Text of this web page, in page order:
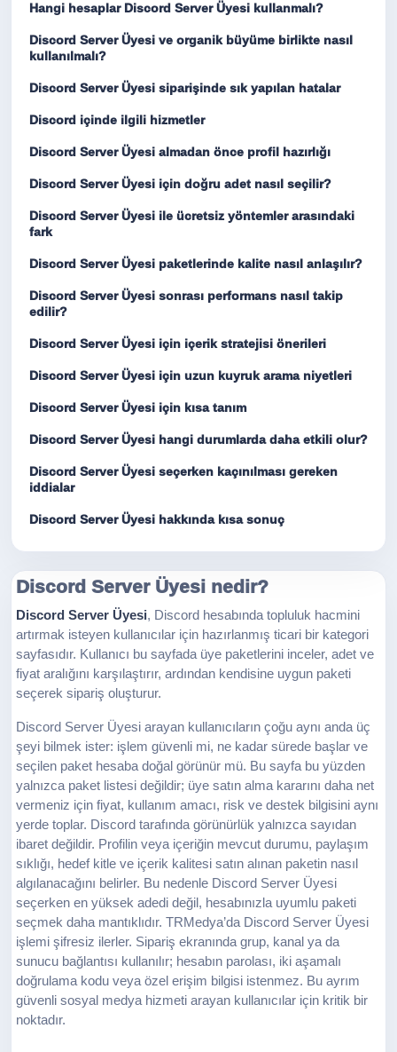
Hangi hesaplar Discord Server Üyesi kullanmalı?
Discord Server Üyesi ve organik büyüme birlikte nasıl
kullanılmalı?
Discord Server Üyesi siparişinde sık yapılan hatalar
Discord içinde ilgili hizmetler
Discord Server Üyesi almadan önce profil hazırlığı
Discord Server Üyesi için doğru adet nasıl seçilir?
Discord Server Üyesi ile ücretsiz yöntemler arasındaki
fark
Discord Server Üyesi paketlerinde kalite nasıl anlaşılır?
Discord Server Üyesi sonrası performans nasıl takip
edilir?
Discord Server Üyesi için içerik stratejisi önerileri
Discord Server Üyesi için uzun kuyruk arama niyetleri
Discord Server Üyesi için kısa tanım
Discord Server Üyesi hangi durumlarda daha etkili olur?
Discord Server Üyesi seçerken kaçınılması gereken
iddialar
Discord Server Üyesi hakkında kısa sonuç
Discord Server Üyesi nedir?
Discord Server Üyesi, Discord hesabında topluluk hacmini
artırmak isteyen kullanıcılar için hazırlanmış ticari bir kategori
sayfasıdır. Kullanıcı bu sayfada üye paketlerini inceler, adet ve
fiyat aralığını karşılaştırır, ardından kendisine uygun paketi
seçerek sipariş oluşturur.
Discord Server Üyesi arayan kullanıcıların çoğu aynı anda üç
şeyi bilmek ister: işlem güvenli mi, ne kadar sürede başlar ve
seçilen paket hesaba doğal görünür mü. Bu sayfa bu yüzden
yalnızca paket listesi değildir; üye satın alma kararını daha net
vermeniz için fiyat, kullanım amacı, risk ve destek bilgisini aynı
yerde toplar. Discord tarafında görünürlük yalnızca sayıdan
ibaret değildir. Profilin veya içeriğin mevcut durumu, paylaşım
sıklığı, hedef kitle ve içerik kalitesi satın alınan paketin nasıl
algılanacağını belirler. Bu nedenle Discord Server Üyesi
seçerken en yüksek adedi değil, hesabınızla uyumlu paketi
seçmek daha mantıklıdır. TRMedya’da Discord Server Üyesi
işlemi şifresiz ilerler. Sipariş ekranında grup, kanal ya da
sunucu bağlantısı kullanılır; hesabın parolası, iki aşamalı
doğrulama kodu veya özel erişim bilgisi istenmez. Bu ayrım
güvenli sosyal medya hizmeti arayan kullanıcılar için kritik bir
noktadır.